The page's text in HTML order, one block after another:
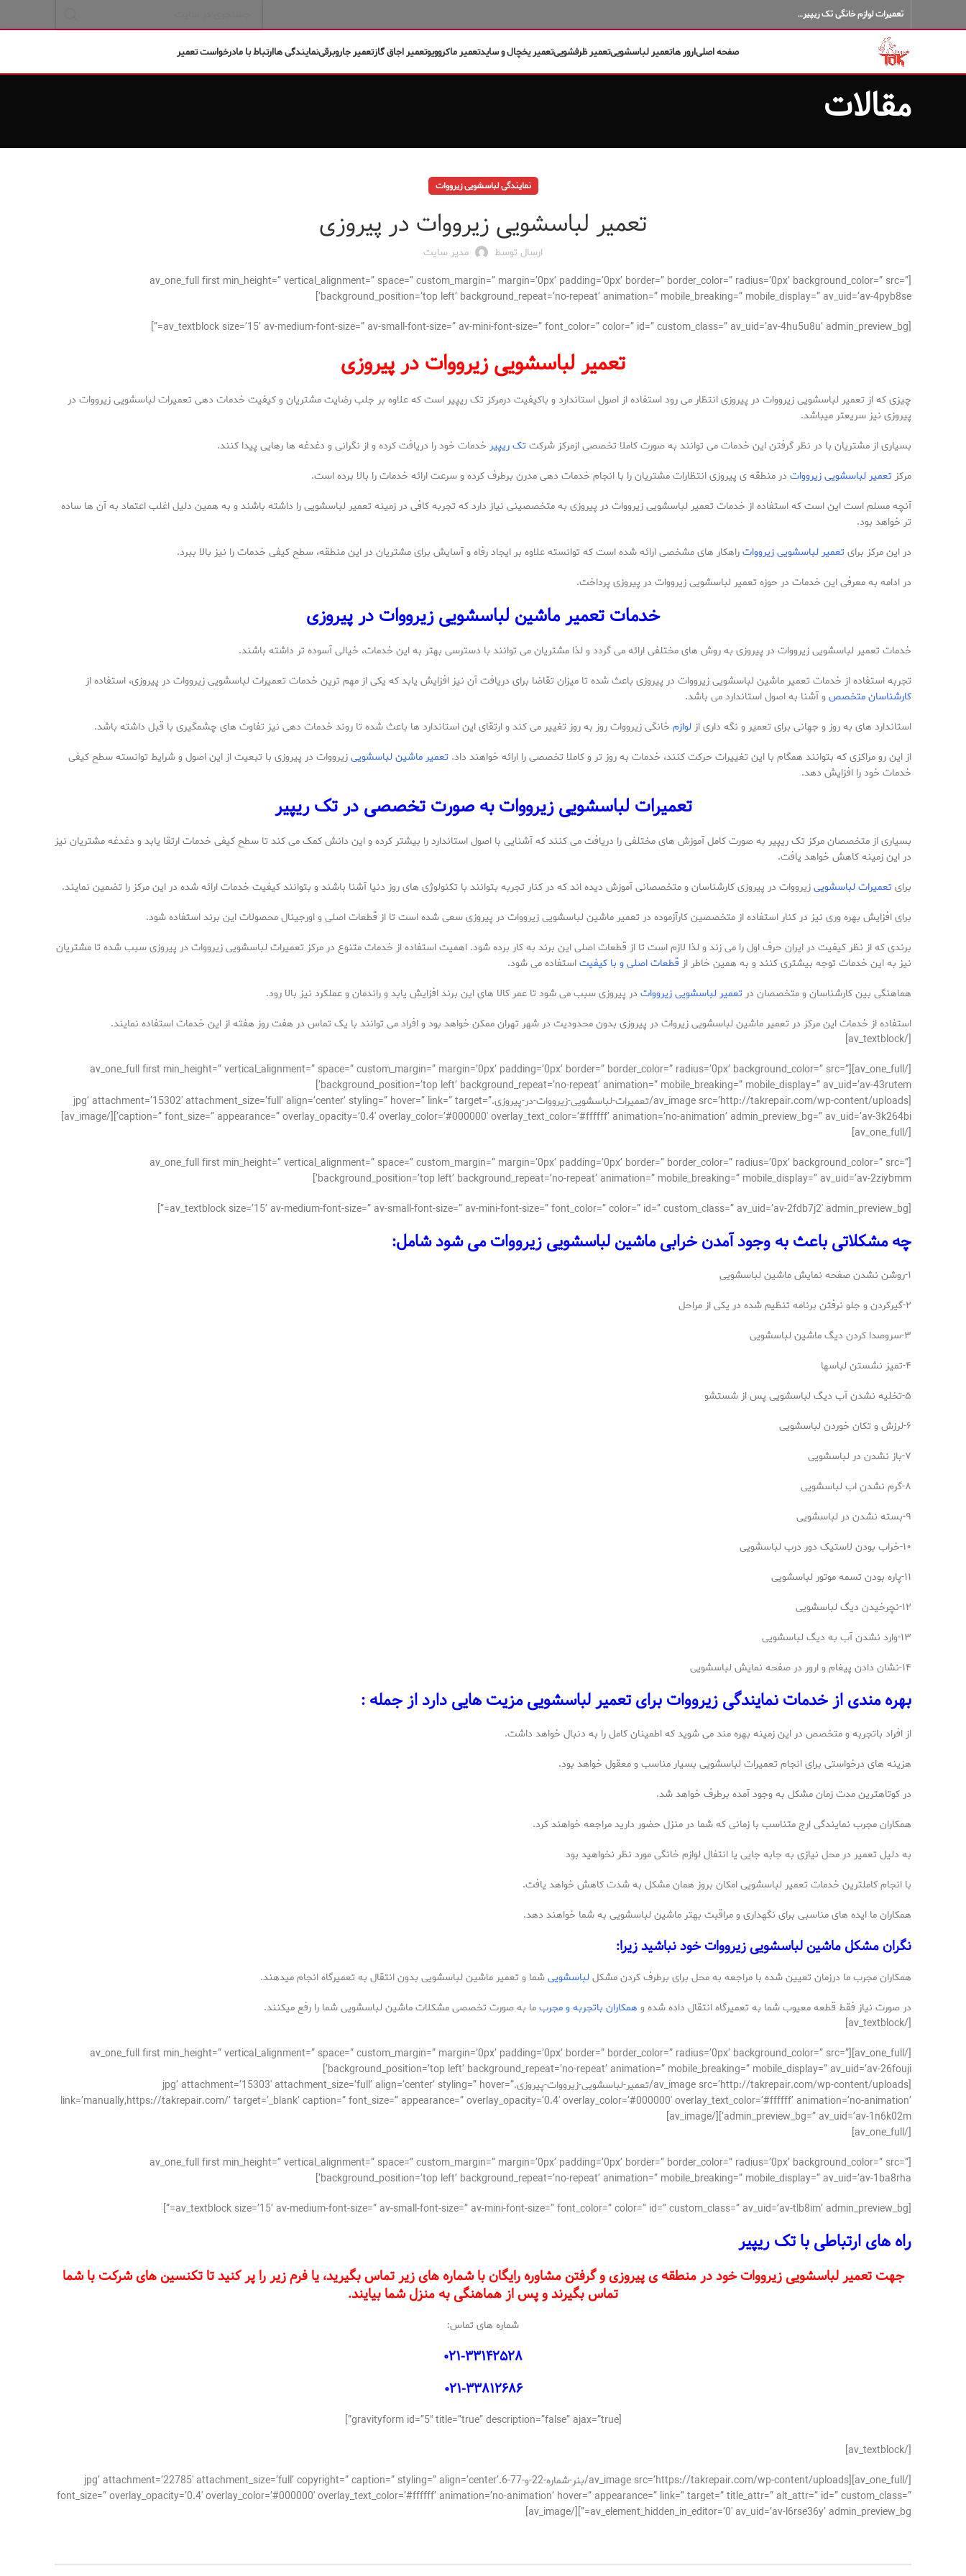
تعمیرات لوازم خانگی تک ریپیر…
صفحه اصلیارور هاتعمیر لباسشوییتعمیر ظرفشوییتعمیر یخچال و سایدتعمیر ماکروویوتعمیر اجاق گازتعمیر جاروبرقینمایندگی هاارتباط با مادرخواست تعمیر
مقالات
نمایندگی لباسشویی زیرووات
تعمیر لباسشویی زیرووات در پیروزی
ارسال توسط
مدیر سایت
[av_one_full first min_height=” vertical_alignment=” space=” custom_margin=” margin=’0px’ padding=’0px’ border=” border_color=” radius=’0px’ background_color=” src=”
background_position=’top left’ background_repeat=’no-repeat’ animation=” mobile_breaking=” mobile_display=” av_uid=’av-4pyb8se’]
[av_textblock size=’15’ av-medium-font-size=” av-small-font-size=” av-mini-font-size=” font_color=” color=” id=” custom_class=” av_uid=’av-4hu5u8u’ admin_preview_bg=”]
تعمیر لباسشویی زیرووات در پیروزی
چیزی که از تعمیر لباسشویی زیرووات در پیروزی انتظار می رود استفاده از اصول استاندارد و باکیفیت درمرکز تک ریپیر است که علاوه بر جلب رضایت مشتریان و کیفیت خدمات دهی تعمیرات لباسشویی زیرووات در
پیروزی نیز سریعتر میباشد.
بسیاری از مشتریان با در نظر گرفتن این خدمات می توانند به صورت کاملا تخصصی ازمرکز شرکتتک ریپیر خدمات خود را دریافت کرده و از نگرانی و دغدغه ها رهایی پیدا کنند.
مرکزتعمیر لباسشویی زیرووات در منطقه ی پیروزی انتظارات مشتریان را با انجام خدمات دهی مدرن برطرف کرده و سرعت ارائه خدمات را بالا برده است.
آنچه مسلم است این است که استفاده از خدمات تعمیر لباسشویی زیرووات در پیروزی به متخصصینی نیاز دارد که تجربه کافی در زمینه تعمیر لباسشویی را داشته باشند و به همین دلیل اغلب اعتماد به آن ها ساده
تر خواهد بود.
در این مرکز برایتعمیر لباسشویی زیروواتراهکار های مشخصی ارائه شده است که توانسته علاوه بر ایجاد رفاه و آسایش برای مشتریان در این منطقه، سطح کیفی خدمات را نیز بالا ببرد.
در ادامه به معرفی این خدمات در حوزه تعمیر لباسشویی زیرووات در پیروزی پرداخت.
خدمات تعمیر ماشین لباسشویی زیرووات در پیروزی
خدمات تعمیر لباسشویی زیرووات در پیروزی به روش های مختلفی ارائه می گردد و لذا مشتریان می توانند با دسترسی بهتر به این خدمات، خیالی آسوده تر داشته باشند.
تجربه استفاده از خدمات تعمیر ماشین لباسشویی زیرووات در پیروزی باعث شده تا میزان تقاضا برای دریافت آن نیز افزایش یابد که یکی از مهم ترین خدمات تعمیرات لباسشویی زیرووات در پیروزی، استفاده از
کارشناسان متخصصو آشنا به اصول استاندارد می باشد.
استاندارد های به روز و جهانی برای تعمیر و نگه داری ازلوازم خانگی زیرووات روز به روز تغییر می کند و ارتقای این استاندارد ها باعث شده تا روند خدمات دهی نیز تفاوت های چشمگیری با قبل داشته باشد.
از این رو مراکزی که بتوانند همگام با این تغییرات حرکت کنند، خدمات به روز تر و کاملا تخصصی را ارائه خواهند داد. تعمیر ماشین لباسشوییزیرووات در پیروزی با تبعیت از این اصول و شرایط توانسته سطح کیفی
خدمات خود را افزایش دهد.
تعمیرات لباسشویی زیرووات به صورت تخصصی در تک ریپیر
بسیاری از متخصصان مرکز تک ریپیر به صورت کامل آموزش های مختلفی را دریافت می کنند که آشنایی با اصول استاندارد را بیشتر کرده و این دانش کمک می کند تا سطح کیفی خدمات ارتقا یابد و دغدغه مشتریان نیز
در این زمینه کاهش خواهد یافت.
برایتعمیرات لباسشوییزیرووات در پیروزی کارشناسان و متخصصانی آموزش دیده اند که در کنار تجربه بتوانند با تکنولوژی های روز دنیا آشنا باشند و بتوانند کیفیت خدمات ارائه شده در این مرکز را تضمین نمایند.
برای افزایش بهره وری نیز در کنار استفاده از متخصصین کارآزموده در تعمیر ماشین لباسشویی زیرووات در پیروزی سعی شده است تا از قطعات اصلی و اورجینال محصولات این برند استفاده شود.
برندی که از نظر کیفیت در ایران حرف اول را می زند و لذا لازم است تا از قطعات اصلی این برند به کار برده شود. اهمیت استفاده از خدمات متنوع در مرکز تعمیرات لباسشویی زیرووات در پیروزی سبب شده تا مشتریان
نیز به این خدمات توجه بیشتری کنند و به همین خاطر از قطعات اصلی و با کیفیتاستفاده می شود.
هماهنگی بین کارشناسان و متخصصان درتعمیر لباسشویی زیرووات در پیروزی سبب می شود تا عمر کالا های این برند افزایش یابد و راندمان و عملکرد نیز بالا رود.
استفاده از خدمات این مرکز در تعمیر ماشین لباسشویی زیروات در پیروزی بدون محدودیت در شهر تهران ممکن خواهد بود و افراد می توانند با یک تماس در هفت روز هفته از این خدمات استفاده نمایند.
[/av_textblock]
[/av_one_full][av_one_full first min_height=” vertical_alignment=” space=” custom_margin=” margin=’0px’ padding=’0px’ border=” border_color=” radius=’0px’ background_color=” src=”
background_position=’top left’ background_repeat=’no-repeat’ animation=” mobile_breaking=” mobile_display=” av_uid=’av-43rutem’]
[av_image src=’http://takrepair.com/wp-content/uploads/تعمیرات-لباسشویی-زیرووات-در-پیروزی.jpg’ attachment=’15302′ attachment_size=’full’ align=’center’ styling=” hover=” link=” target=”
caption=” font_size=” appearance=” overlay_opacity=’0.4′ overlay_color=’#000000′ overlay_text_color=’#ffffff’ animation=’no-animation’ admin_preview_bg=” av_uid=’av-3k264bi’][/av_image]
[/av_one_full]
[av_one_full first min_height=” vertical_alignment=” space=” custom_margin=” margin=’0px’ padding=’0px’ border=” border_color=” radius=’0px’ background_color=” src=”
background_position=’top left’ background_repeat=’no-repeat’ animation=” mobile_breaking=” mobile_display=” av_uid=’av-2ziybmm’]
[av_textblock size=’15’ av-medium-font-size=” av-small-font-size=” av-mini-font-size=” font_color=” color=” id=” custom_class=” av_uid=’av-2fdb7j2′ admin_preview_bg=”]
چه مشکلاتی باعث به وجود آمدن خرابی ماشین لباسشویی زیرووات می شود شامل:
۱-روشن نشدن صفحه نمایش ماشین لباسشویی
۲-گیرکردن و جلو نرفتن برنامه تنظیم شده در یکی از مراحل
۳-سروصدا کردن دیگ ماشین لباسشویی
۴-تمیز نشستن لباسها
۵-تخلیه نشدن آب دیگ لباسشویی پس از شستشو
۶-لرزش و تکان خوردن لباسشویی
۷-باز نشدن در لباسشویی
۸-گرم نشدن اب لباسشویی
۹-بسته نشدن در لباسشویی
۱۰-خراب بودن لاستیک دور درب لباسشویی
۱۱-پاره بودن تسمه موتور لباسشویی
۱۲-نچرخیدن دیگ لباسشویی
۱۳-وارد نشدن آب به دیگ لباسشویی
۱۴-نشان دادن پیغام و ارور در صفحه نمایش لباسشویی
بهره مندی از خدمات نمایندگی زیرووات برای تعمیر لباسشویی مزیت هایی دارد از جمله :
از افراد باتجربه و متخصص در این زمینه بهره مند می شوید که اطمینان کامل را به دنبال خواهد داشت.
هزینه های درخواستی برای انجام تعمیرات لباسشویی بسیار مناسب و معقول خواهد بود.
در کوتاهترین مدت زمان مشکل به وجود آمده برطرف خواهد شد.
همکاران مجرب نمایندگی ارج متناسب با زمانی که شما در منزل حضور دارید مراجعه خواهند کرد.
به دلیل تعمیر در محل نیازی به جابه جایی یا انتفال لوازم خانگی مورد نظر نخواهید بود
با انجام کاملترین خدمات تعمیر لباسشویی امکان بروز همان مشکل به شدت کاهش خواهد یافت.
همکاران ما ایده های مناسبی برای نگهداری و مراقبت بهتر ماشین لباسشویی به شما خواهند دهد.
نگران مشکل ماشین لباسشویی زیرووات خود نباشید زیرا:
همکاران مجرب ما درزمان تعیین شده با مراجعه به محل برای برطرف کردن مشکللباسشوییشما و تعمیر ماشین لباسشویی بدون انتقال به تعمیرگاه انجام میدهند.
در صورت نیاز فقط قطعه معیوب شما به تعمیرگاه انتقال داده شده و همکاران باتجربه و مجربما به صورت تخصصی مشکلات ماشین لباسشویی شما را رفع میکنند.
[/av_textblock]
[/av_one_full][av_one_full first min_height=” vertical_alignment=” space=” custom_margin=” margin=’0px’ padding=’0px’ border=” border_color=” radius=’0px’ background_color=” src=”
background_position=’top left’ background_repeat=’no-repeat’ animation=” mobile_breaking=” mobile_display=” av_uid=’av-26fouji’]
[av_image src=’http://takrepair.com/wp-content/uploads/تعمیر-لباسشویی-زیرووات-پیروزی.jpg’ attachment=’15303′ attachment_size=’full’ align=’center’ styling=” hover=”
link=’manually,https://takrepair.com/’ target=’_blank’ caption=” font_size=” appearance=” overlay_opacity=’0.4′ overlay_color=’#000000′ overlay_text_color=’#ffffff’ animation=’no-animation’
admin_preview_bg=” av_uid=’av-1n6k02m’][/av_image]
[/av_one_full]
[av_one_full first min_height=” vertical_alignment=” space=” custom_margin=” margin=’0px’ padding=’0px’ border=” border_color=” radius=’0px’ background_color=” src=”
background_position=’top left’ background_repeat=’no-repeat’ animation=” mobile_breaking=” mobile_display=” av_uid=’av-1ba8rha’]
[av_textblock size=’15’ av-medium-font-size=” av-small-font-size=” av-mini-font-size=” font_color=” color=” id=” custom_class=” av_uid=’av-tlb8im’ admin_preview_bg=”]
راه های ارتباطی با تک ریپیر
جهت تعمیر لباسشویی زیرووات خود در منطقه ی پیروزی و گرفتن مشاوره رایگان با شماره های زیر تماس بگیرید، یا فرم زیر را پر کنید تا تکنسین های شرکت با شما
تماس بگیرند و پس از هماهنگی به منزل شما بیایند.
شماره های تماس:
۰۲۱-۳۳۱۴۲۵۲۸
۰۲۱-۳۳۸۱۲۶۸۶
[gravityform id=”5″ title=”true” description=”false” ajax=”true”]
[/av_textblock]
[/av_one_full][av_image src=’https://takrepair.com/wp-content/uploads/بنر-شماره-22-و-77-6.jpg’ attachment=’22785′ attachment_size=’full’ copyright=” caption=” styling=” align=’center’
font_size=” overlay_opacity=’0.4′ overlay_color=’#000000′ overlay_text_color=’#ffffff’ animation=’no-animation’ hover=” appearance=” link=” target=” title_attr=” alt_attr=” id=” custom_class=”
av_element_hidden_in_editor=’0′ av_uid=’av-l6rse36y’ admin_preview_bg=”][/av_image]